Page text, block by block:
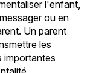
l'enfant,
ou en
Un parent
les
importantes